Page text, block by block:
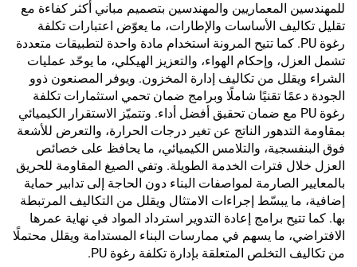
للمهندسين المعماريين والمهندسين بتصميم مباني أكثر كفاءة مع
تقليل تكاليف الأساسات والإطارات، ما يعوّض اعتبارات تكلفة
رغوة PU. كما تتيح المرونة استخدام مادة واحدة لتطبيقات متعددة
تشمل العزل، وإحكام الهواء، والتعزيز الهيكلي، ما يوحّد عمليات
الشراء ويقلل من تكاليف إدارة المخزون. ويوفر المصنعون ذوو
الجودة دعمًا تقنيًا شاملًا وبرامج ضمان تحمي استثمارات تكلفة
رغوة PU مع ضمان تحقيق أفضل أداء. وتتميّز الاستقرار الكيميائي
بمقاومة التدهور الناتج عن تغير درجات الحرارة، والتعرض للأشعة
فوق البنفسجية، والتلامس الكيميائي، ما يحافظ على خصائص
العزل خلال فترات الخدمة الطويلة. وتفي الصيغ المقاومة للحريق
بالمعايير الصارمة لمواصفات البناء دون الحاجة إلى تدابير حماية
إضافية، ما يبسّط إجراءات الامتثال ويقلل من التكاليف المرتبطة
بها. كما تتيح برامج إعادة التدوير استرداد المواد في نهاية عمرها
الافتراضي، ما يسهم في ممارسات البناء المستدامة ويقلل محتملًا
من تكاليف التخلص المتعلقة بإدارة تكلفة رغوة PU.